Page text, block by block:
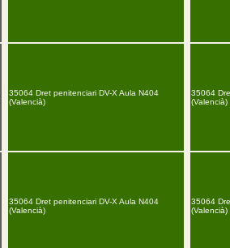
35064 Dret penitenciari DV-X Aula N404
(Valencià)
35064 Dret penitenciari DV-X Aula N404
(Valencià)
35064
(Valencià)
35064
(Valencià)